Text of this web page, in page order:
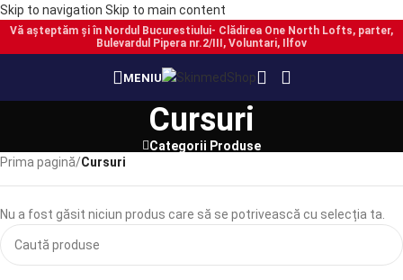
Skip to navigation Skip to main content
Vă așteptăm și în Nordul Bucurestiului- Clădirea One North Lofts, parter,
Bulevardul Pipera nr.2/III, Voluntari, Ilfov
MENIU
Cursuri
Categorii Produse
Prima pagină/Cursuri
Nu a fost găsit niciun produs care să se potrivească cu selecția ta.